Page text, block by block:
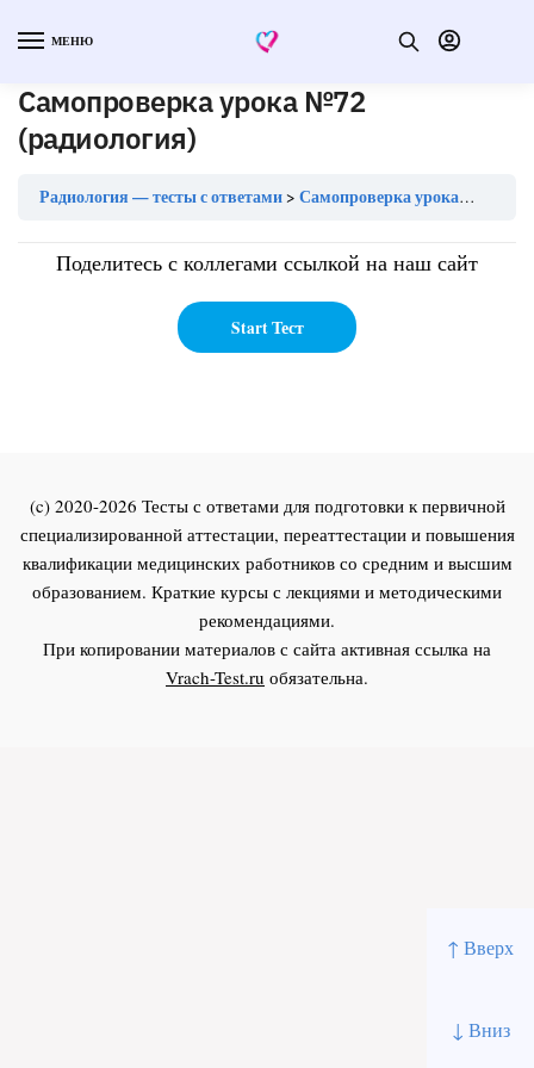
↑ Вверх
↓ Вниз
МЕНЮ
Самопроверка урока №72
(радиология)
Радиология — тесты с ответами Самопроверка урока №72 (радиология)
Поделитесь с коллегами ссылкой на наш сайт
(c) 2020-2026 Тесты с ответами для подготовки к первичной
специализированной аттестации, переаттестации и повышения
квалификации медицинских работников со средним и высшим
образованием. Краткие курсы с лекциями и методическими
рекомендациями.
При копировании материалов с сайта активная ссылка на
Vrach-Test.ru обязательна.